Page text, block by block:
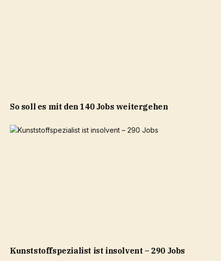
So soll es mit den 140 Jobs weitergehen
Kunststoffspezialist ist insolvent – 290 Jobs